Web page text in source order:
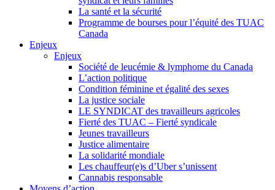
La santé et la sécurité
Programme de bourses pour l’équité des TUAC
Canada
Enjeux
Enjeux
Société de leucémie & lymphome du Canada
L’action politique
Condition féminine et égalité des sexes
La justice sociale
LE SYNDICAT des travailleurs agricoles
Fierté des TUAC – Fierté syndicale
Jeunes travailleurs
Justice alimentaire
La solidarité mondiale
Les chauffeur(e)s d’Uber s’unissent
Cannabis responsable